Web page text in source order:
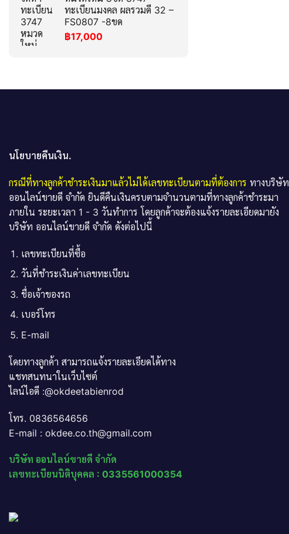
ทะเบียนมงคล ผลรวมดี 32 –
FS0807 -8ขด
฿17,000
นโยบายคืนเงิน.
กรณีที่ทางลูกค้าชำระเงินมาแล้วไม่ได้เลขทะเบียนตามที่ต้องการ ทางบริษัท
ออนไลน์ขายดี จำกัด ยินดีคืนเงินครบตามจำนวนตามที่ทางลูกค้าชำระมา
ภายใน ระยะเวลา 1 - 3 วันทำการ โดยลูกค้าจะต้องแจ้งรายละเอียดมายัง
บริษัท ออนไลน์ขายดี จำกัด ดังต่อไปนี้
เลขทะเบียนที่ซื้อ
วันที่ชำระเงินค่าเลขทะเบียน
ชื่อเจ้าของรถ
เบอร์โทร
E-mail
โดยทางลูกค้า สามารถแจ้งรายละเอียดได้ทาง
แชทสนทนาในเว็บไซต์
ไลน์ไอดี :@okdeetabienrod
โทร. 0836564656
E-mail : okdee.co.th@gmail.com
บริษัท ออนไลน์ขายดี จำกัด
เลขทะเบียนนิติบุคคล : 0335561000354